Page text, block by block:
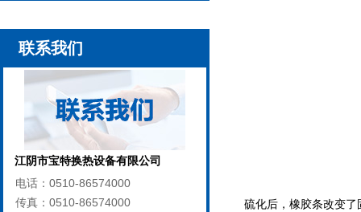
联系我们
江阴市宝特换热设备有限公司
电话：0510-86574000
传真：0510-86574000
硫化后，橡胶条改变